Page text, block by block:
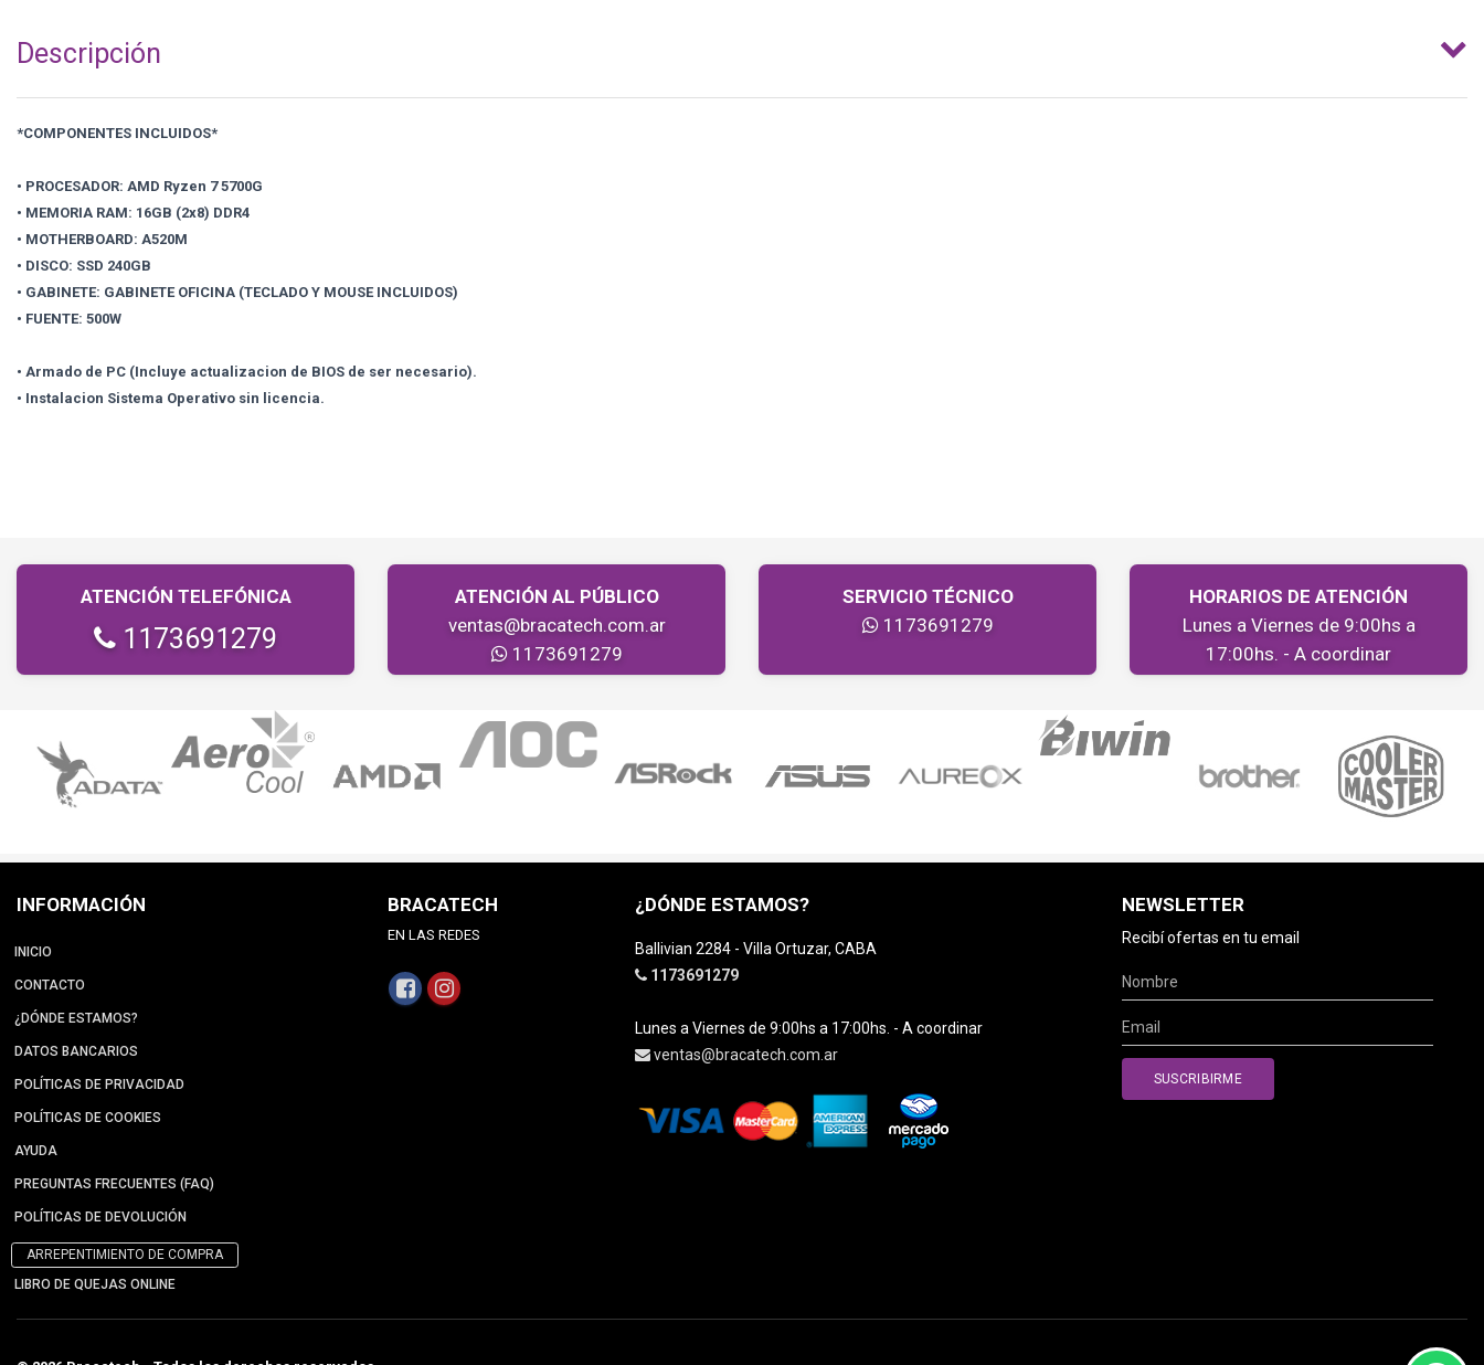
Descripción
*COMPONENTES INCLUIDOS*
• PROCESADOR: AMD Ryzen 7 5700G
• MEMORIA RAM: 16GB (2x8) DDR4
• MOTHERBOARD: A520M
• DISCO: SSD 240GB
• GABINETE: GABINETE OFICINA (TECLADO Y MOUSE INCLUIDOS)
• FUENTE: 500W
• Armado de PC (Incluye actualizacion de BIOS de ser necesario).
• Instalacion Sistema Operativo sin licencia.
ATENCIÓN TELEFÓNICA
1173691279
ATENCIÓN AL PÚBLICO
ventas@bracatech.com.ar
1173691279
SERVICIO TÉCNICO
1173691279
HORARIOS DE ATENCIÓN
Lunes a Viernes de 9:00hs a
17:00hs. - A coordinar
INFORMACIÓN
INICIO
CONTACTO
¿DÓNDE ESTAMOS?
DATOS BANCARIOS
POLÍTICAS DE PRIVACIDAD
POLÍTICAS DE COOKIES
AYUDA
PREGUNTAS FRECUENTES (FAQ)
POLÍTICAS DE DEVOLUCIÓN
ARREPENTIMIENTO DE COMPRA
LIBRO DE QUEJAS ONLINE
BRACATECH
EN LAS REDES
¿DÓNDE ESTAMOS?
Ballivian 2284 - Villa Ortuzar, CABA
1173691279
Lunes a Viernes de 9:00hs a 17:00hs. - A coordinar
ventas@bracatech.com.ar
NEWSLETTER
Recibí ofertas en tu email